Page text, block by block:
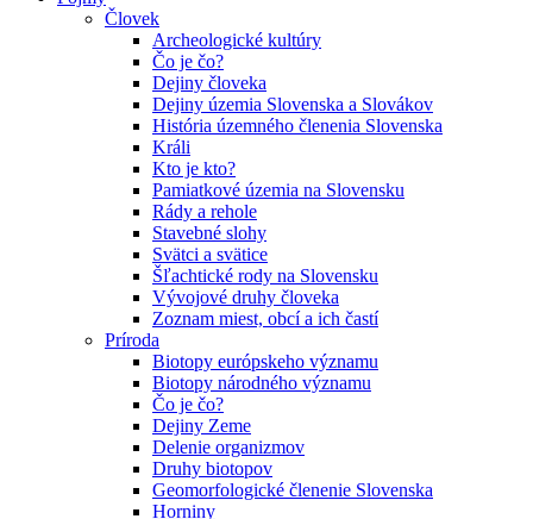
Človek
Archeologické kultúry
Čo je čo?
Dejiny človeka
Dejiny územia Slovenska a Slovákov
História územného členenia Slovenska
Králi
Kto je kto?
Pamiatkové územia na Slovensku
Rády a rehole
Stavebné slohy
Svätci a svätice
Šľachtické rody na Slovensku
Vývojové druhy človeka
Zoznam miest, obcí a ich častí
Príroda
Biotopy európskeho významu
Biotopy národného významu
Čo je čo?
Dejiny Zeme
Delenie organizmov
Druhy biotopov
Geomorfologické členenie Slovenska
Horniny